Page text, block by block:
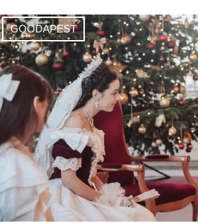
GOODAPEST